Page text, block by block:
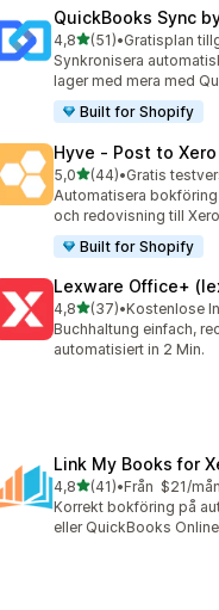
QuickBooks Sync
4,8av 5 stjärnor
(51)
51 recensioner totalt
•Gratisplan
Synkronisera
lager med mera med
Built for Shopify
Hyve ‑ Post to Xero
5,0av 5 stjärnor
(44)
44 recensioner totalt
•Gratis
Automatisera
och redovisning till Xero
Built for Shopify
Lexware Office+
4,8av 5 stjärnor
(37)
37 recensioner totalt
•Kostenlose
Buchhaltung einfach,
automatisiert in 2 Min.
Link My Books for
4,8av 5 stjärnor
(41)
41 recensioner totalt
•Från $21/
Korrekt bokföring på
eller QuickBooks Online